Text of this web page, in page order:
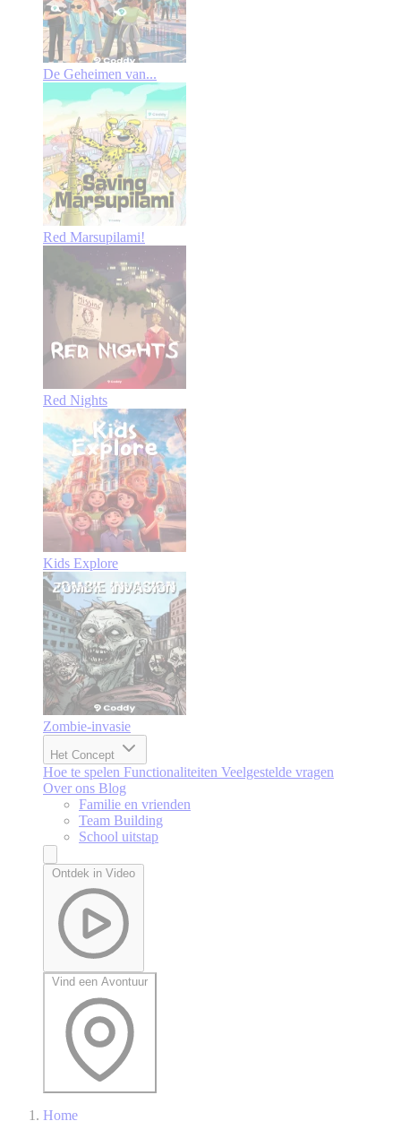
De Geheimen van...
Red Marsupilami!
Red Nights
Kids Explore
Zombie-invasie
Het Concept
Hoe te spelen Functionaliteiten Veelgestelde vragen
Over ons Blog
Familie en vrienden
Team Building
School uitstap
Ontdek in Video
Vind een Avontuur
Home